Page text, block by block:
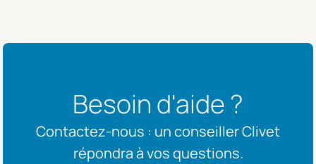
Besoin d'aide ?
Contactez-nous : un conseiller Clivet
répondra à vos questions.